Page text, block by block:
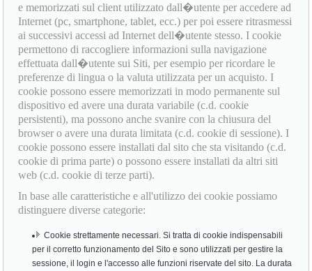
e memorizzati sul client utilizzato dall�utente per accedere ad
Internet (pc, smartphone, tablet, ecc.) per poi essere ritrasmessi
ai successivi accessi ad Internet dell�utente stesso. I cookie
permettono di raccogliere informazioni sulla navigazione
effettuata dall�utente sui Siti, per esempio per ricordare le
preferenze di lingua o la valuta utilizzata per un acquisto. I
cookie possono essere memorizzati in modo permanente sul
dispositivo ed avere una durata variabile (c.d. cookie
persistenti), ma possono anche svanire con la chiusura del
browser o avere una durata limitata (c.d. cookie di sessione). I
cookie possono essere installati dal sito che sta visitando (c.d.
cookie di prima parte) o possono essere installati da altri siti
web (c.d. cookie di terze parti).
In base alle caratteristiche e all'utilizzo dei cookie possiamo
distinguere diverse categorie:
Cookie strettamente necessari. Si tratta di cookie indispensabili
per il corretto funzionamento del Sito e sono utilizzati per gestire la
sessione, il login e l'accesso alle funzioni riservate del sito. La durata